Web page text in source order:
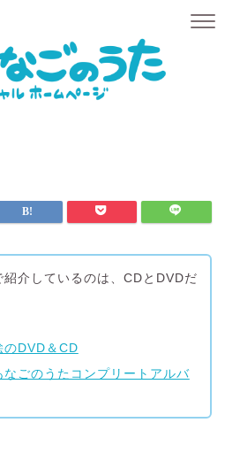
紹介しているのは、CDとDVDだ
のDVD＆CD
なごのうたコンプリートアルバ